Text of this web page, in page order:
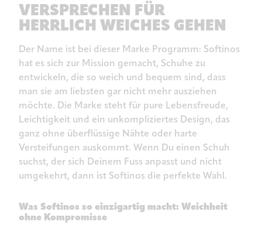
VERSPRECHEN FÜR
HERRLICH WEICHES GEHEN
Der Name ist bei dieser Marke Programm: Softinos
hat es sich zur Mission gemacht, Schuhe zu
entwickeln, die so weich und bequem sind, dass
man sie am liebsten gar nicht mehr ausziehen
möchte. Die Marke steht für pure Lebensfreude,
Leichtigkeit und ein unkompliziertes Design, das
ganz ohne überflüssige Nähte oder harte
Versteifungen auskommt. Wenn Du einen Schuh
suchst, der sich Deinem Fuss anpasst und nicht
umgekehrt, dann ist Softinos die perfekte Wahl.
Was Softinos so einzigartig macht: Weichheit
ohne Kompromisse